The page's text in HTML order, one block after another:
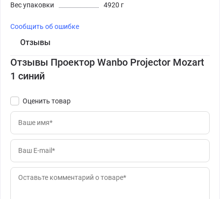
Вес упаковки
4920 г
Сообщить об ошибке
Отзывы
Отзывы Проектор Wanbo Projector Mozart
1 синий
Оценить товар